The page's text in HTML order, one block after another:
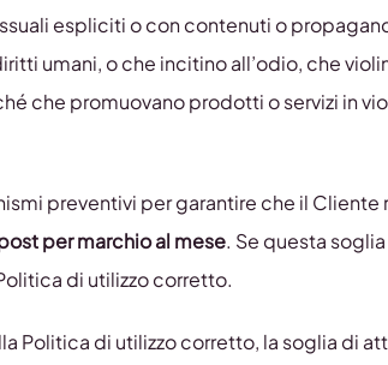
espliciti o con contenuti o
umani, o che incitino all’odio, che
che promuovano prodotti o servizi
preventivi per garantire che il
per marchio al mese. Se questa
di utilizzo corretto.
Politica di utilizzo corretto, la soglia di